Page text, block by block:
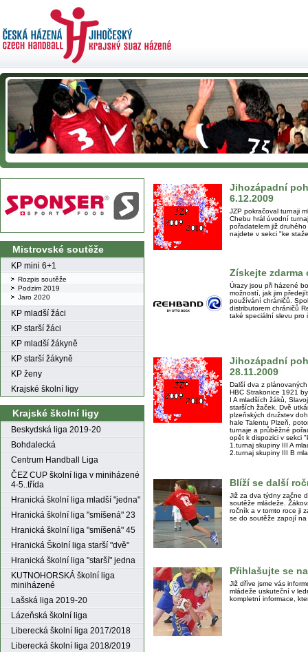
Mistrovské soutěže
KP mini 6+1
Rozpis soutěže
Podzim 2019
Jaro 2020
KP mladší žáci
KP starší žáci
KP mladší žákyně
KP starší žákyně
KP ženy
Krajské školní ligy
Krajské školní ligy
Beskydská liga 2019-20
Bohdalecká
Centrum Handball Liga
ČEZ CUP školní liga v miniházené
4-5..třída
Hranická školní liga mladší "jedna"
Hranická školní liga "smíšená" 23
Hranická školní liga "smíšená" 45
Hranická Školní liga starší "dvě"
Hranická školní liga "starší" jedna
KUTNOHORSKÁ školní liga
miniházené
Lašská liga 2019-20
Lázeňská školní liga
Liberecká školní liga 2017/2018
Liberecká školní liga 2018/2019
Jihozápadní
6.12.2009
JZP pokračoval turnaji
Chebu hrál úvodní
pořadatelem již
najdete v sekci "ke
Získejte zdarma
Úrazy jsou při házené
možností, jak jim
používání chráničů.
distributorem chráničů
také speciální slevu pro
Jihozápadní
28.11.2009
Další dva z
HBC Strakonice 1921
I A mladších žáků,
starších žaček. Dvě
plzeňských družstev
hale Talentu Plzeň,
turnaje a průběžné
opět k dispozici v sekci
1.turnaj skupiny III A
2.turnaj skupiny III B
Blíží se další
Již za dva týdny začne
soutěže mládeže.
ročník a v tomto roce ji
se do soutěže zapojí
Přihlašujte se
Již dříve jsme vás
mládeže uskuteční v
kompletní informace,